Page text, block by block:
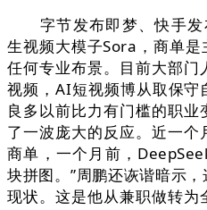
字节发布即梦、快手发
生视频大模子Sora，商单
任何专业布景。目前大部
视频，AI短视频博从取保守
良多以前比力有门槛的职
了一波庞大的反应。近一
商单，一个月前，
块拼图。”周鹏还诙谐暗示
现状。这是他从兼职做转为